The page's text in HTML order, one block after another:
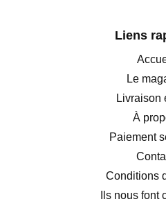
Liens
Le
Livraison
À
Paiement
Conditions
Ils nous font